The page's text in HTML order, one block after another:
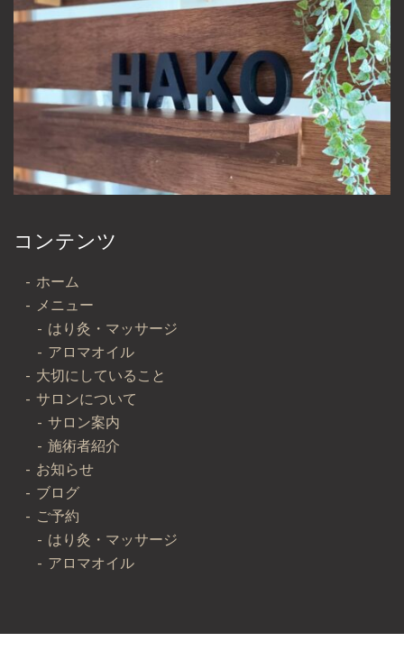
コンテンツ
ホーム
メニュー
はり灸・マッサージ
アロマオイル
大切にしていること
サロンについて
サロン案内
施術者紹介
お知らせ
ブログ
ご予約
はり灸・マッサージ
アロマオイル